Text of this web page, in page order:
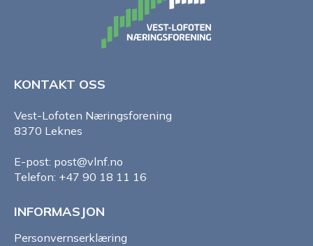
KONTAKT OSS
Vest-Lofoten Næringsforening
8370 Leknes
E-post: post@vlnf.no
Telefon: +47 90 18 11 16
INFORMASJON
Personvernserklæring